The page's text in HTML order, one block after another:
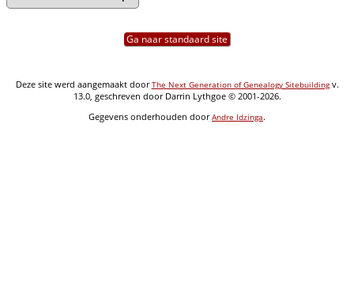
Ga naar standaard site
Deze site werd aangemaakt doorThe Next Generation of Genealogy Sitebuildingv.
13.0, geschreven door Darrin Lythgoe © 2001-2026.
Gegevens onderhouden doorAndre Idzinga.